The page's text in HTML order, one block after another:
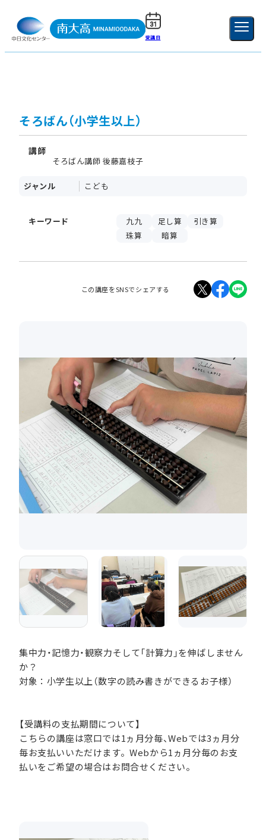
受講日 新規登録
そろばん（小学生以上）
講師
そろばん講師 後藤嘉枝子
ジャンル こども
キーワード 九九 足し算
引き算
珠算
暗算
この講座をSNSでシェアする
集中力・記憶力・観察力そして「計算力」を伸ばしません
か？
対象：小学生以上（数字の読み書きができるお子様）
【受講料の支払期間について】
こちらの講座は窓口では1ヵ月分毎、Webでは3ヵ月分
毎お支払いいただけます。Webから1ヵ月分毎のお支
払いをご希望の場合はお問合せください。